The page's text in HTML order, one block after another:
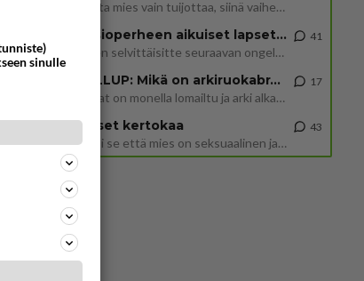
Mutta mies vain tuijottaa, siinä vaiheessa käännän itse pään pois. Mikä juttu? Yleensä jos joku tuijottaa tai katsoo, hä
Uusioperheen aikuiset lapset tyhjentää jääkaapin käydessään
Miten selvittäisitte seuraavan ongelman, meillä on uusioperhe, minulla teini-ikäiset lapset ja puolisolla aikuiset, jotk
41
GALLUP: Mikä on arkiruokabravuurisi?
Lomat on monella lomailtu ja arki alkaa. Se voi tarkoittaa myös sitä, että grillailut on grillattu ja palataan arjen ruo
17
Naiset kertokaa
Miksi se että mies on seksuaalinen ja haluaa seksiä ja te olette hänen mielestänne haluttava on vastenmielistä? Mikä sii
43
sinulle